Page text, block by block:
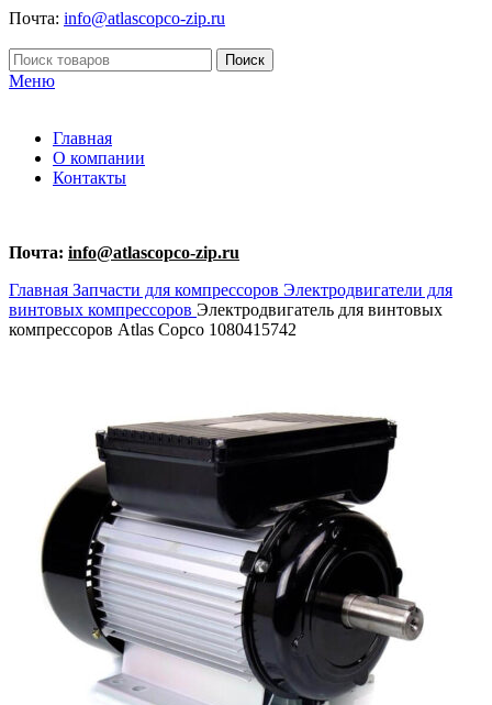
Почта: info@atlascopco-zip.ru
Поиск
Меню
Главная
О компании
Контакты
Почта: info@atlascopco-zip.ru
Главная Запчасти для компрессоров Электродвигатели для
винтовых компрессоров Электродвигатель для винтовых
компрессоров Atlas Copco 1080415742